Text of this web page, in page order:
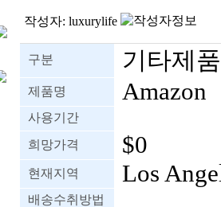
작성자: luxurylife
구분 기타제품
제품명 Amazon
사용기간
희망가격
$0
현재지역 Los
배송수취방법